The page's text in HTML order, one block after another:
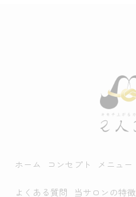
ホーム コンセプト メニュー
よくある質問 当サロンの特徴